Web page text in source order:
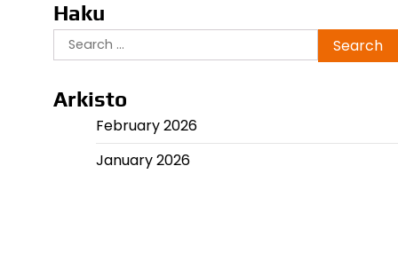
Haku
Search
for:
Arkisto
February 2026
January 2026